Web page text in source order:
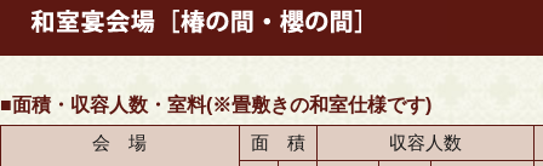
■面積・収容人数・室料(※畳敷きの和室仕様です)
会 場
面 積
収容人数